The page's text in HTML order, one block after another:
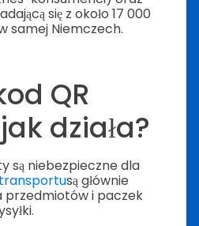
się z około 17 000
samej Niemczech.
QR
działa?
są niebezpieczne dla
są głównie
przedmiotów i paczek